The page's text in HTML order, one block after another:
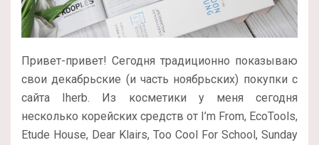
Привет-привет! Сегодня традиционно показываю
свои декабрьские (и часть ноябрьских) покупки с
сайта Iherb. Из косметики у меня сегодня
несколько корейских средств от I’m From, EcoTools,
Etude House, Dear Klairs, Too Cool For School, Sunday